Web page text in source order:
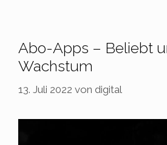
Abo-Apps – Beliebt
Wachstum
13. Juli 2022 von digital